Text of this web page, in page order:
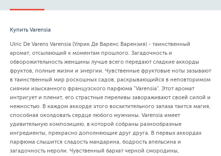
Купить Varensia
Ulric De Varens Varensia (Улрик Де Варенс Варензия) - таинственный
аромат, отсылающий к моментам прошлого. Загадочность и
обворожительность женщины лучше всего передают сладкие аккорды
фруктов, полные жизни и энергии. Чувственные фруктовые ноты зазывают
в таинственный мир роскошных садов, раскрывающийся в неповторимом
сиянии изысканного французского парфюма "Varensia". Этот аромат
интригует и пленит, его страстные переливы завораживают своей силой и
нежностью. В каждом аккорде этого восхитительного запаха таится магия,
способная околдовать сердце любого мужчины. Varensia имеет
удивительную композицию, в которой собраны разнообразные
ингредиенты, прекрасно дополняющие друг друга. В первых аккордах
парфюма слышится сладость мандарина, бодрость апельсина и
загадочность нероли. Чувственный бархат черной смородины,